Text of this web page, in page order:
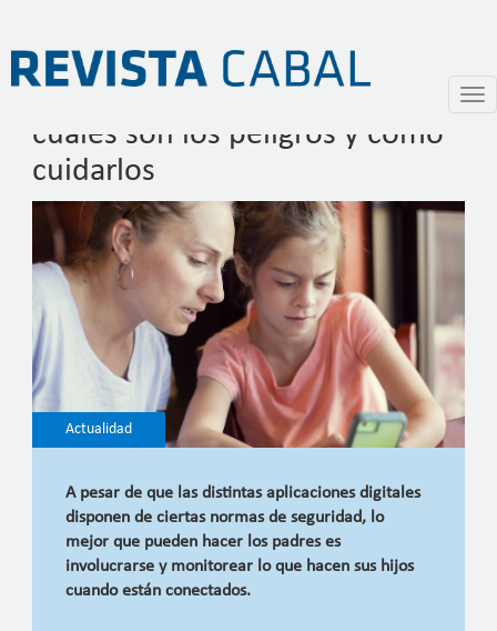
Pasar
contenido
Los chicos y las redes sociales:
cuáles son los peligros y cómo
cuidarlos
Actualidad
A pesar de que las distintas aplicaciones digitales
disponen de ciertas normas de seguridad, lo
mejor que pueden hacer los padres es
involucrarse y monitorear lo que hacen sus hijos
cuando están conectados.